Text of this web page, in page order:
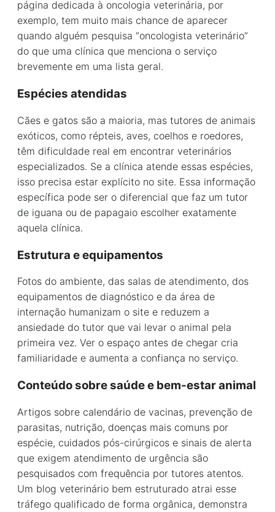
página dedicada à oncologia veterinária, por
exemplo, tem muito mais chance de aparecer
quando alguém pesquisa “oncologista veterinário”
do que uma clínica que menciona o serviço
brevemente em uma lista geral.
Espécies atendidas
Cães e gatos são a maioria, mas tutores de animais
exóticos, como répteis, aves, coelhos e roedores,
têm dificuldade real em encontrar veterinários
especializados. Se a clínica atende essas espécies,
isso precisa estar explícito no site. Essa informação
específica pode ser o diferencial que faz um tutor
de iguana ou de papagaio escolher exatamente
aquela clínica.
Estrutura e equipamentos
Fotos do ambiente, das salas de atendimento, dos
equipamentos de diagnóstico e da área de
internação humanizam o site e reduzem a
ansiedade do tutor que vai levar o animal pela
primeira vez. Ver o espaço antes de chegar cria
familiaridade e aumenta a confiança no serviço.
Conteúdo sobre saúde e bem-estar animal
Artigos sobre calendário de vacinas, prevenção de
parasitas, nutrição, doenças mais comuns por
espécie, cuidados pós-cirúrgicos e sinais de alerta
que exigem atendimento de urgência são
pesquisados com frequência por tutores atentos.
Um blog veterinário bem estruturado atrai esse
tráfego qualificado de forma orgânica, demonstra